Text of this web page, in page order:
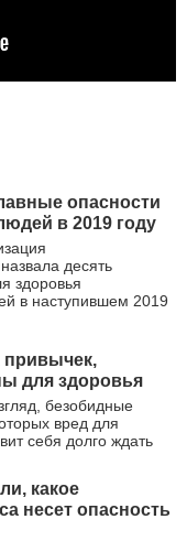
опасности
в 2019 году
десять
здоровья
в наступившем 2019
для здоровья
безобидные
вред для
себя долго ждать
какое
несет опасность